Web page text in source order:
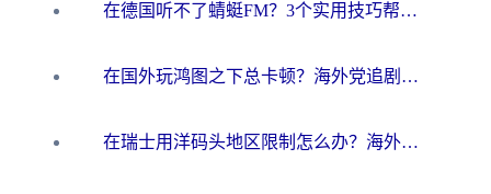
在德国听不了蜻蜓FM？3个实用技巧帮你解锁国内影音自由
在国外玩鸿图之下总卡顿？海外党追剧听歌的3个实用解决方案
在瑞士用洋码头地区限制怎么办？海外华人必看的回国加速全攻略